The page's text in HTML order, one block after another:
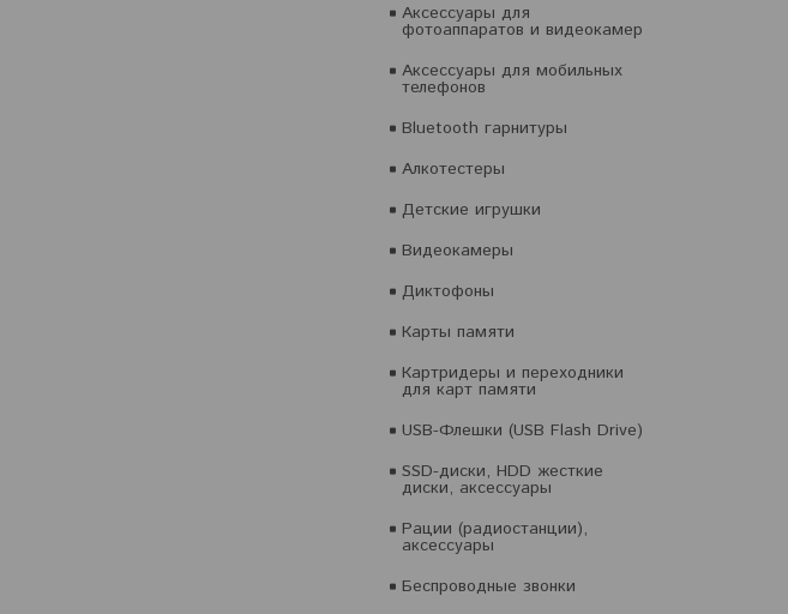
Аксессуары для
фотоаппаратов и видеокамер
Аксессуары для мобильных
телефонов
Bluetooth гарнитуры
Алкотестеры
Детские игрушки
Видеокамеры
Диктофоны
Карты памяти
Картридеры и переходники
для карт памяти
USB-Флешки (USB Flash Drive)
SSD-диски, HDD жесткие
диски, аксессуары
Рации (радиостанции),
аксессуары
Беспроводные звонки